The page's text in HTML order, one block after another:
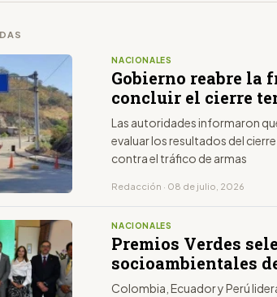
NACIONALES
Gobierno reabre la
concluir el cierre
Las autoridades informaron
evaluar los resultados del
contra el tráfico de armas
Redacción · 08 de julio, 2026
NACIONALES
Premios Verdes
socioambientales
Colombia, Ecuador y Perú